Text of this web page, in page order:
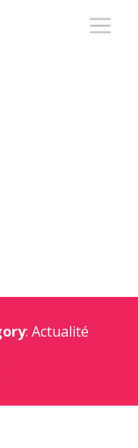
: Actualité